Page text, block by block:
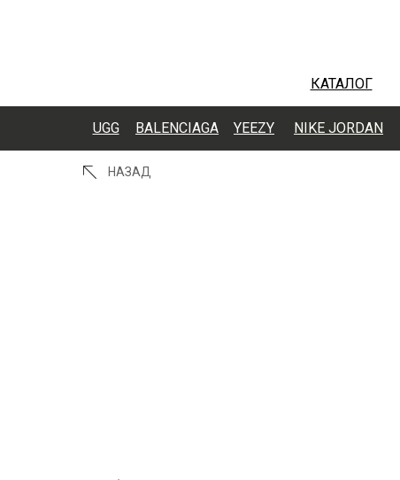
КАТАЛОГ
YEEZY NIKE JORDAN
UGG BALENCIAGA
НАЗАД